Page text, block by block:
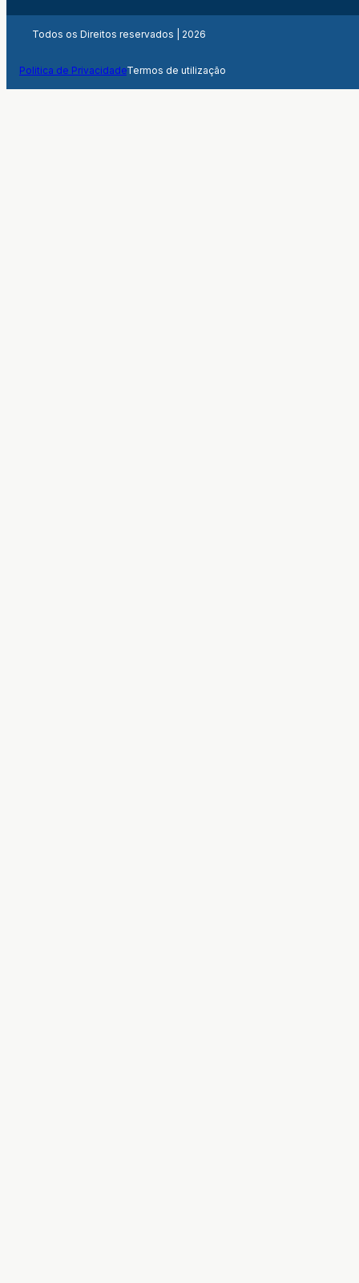
Todos os Direitos reservados | 2026
Politica de PrivacidadeTermos de utilização